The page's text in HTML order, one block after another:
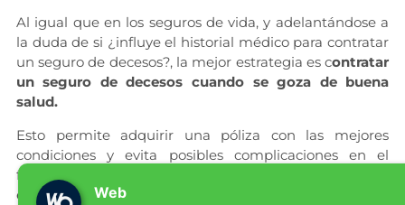
Al igual que en los seguros de vida, y adelantándose a
la duda de si ¿influye el historial médico para contratar
un seguro de decesos?, la mejor estrategia es contratar
un seguro de decesos cuando se goza de buena
salud.
Esto permite adquirir una póliza con las mejores
condiciones y evita posibles complicaciones en el
futuro, aun en los casos en los que se presente alguna
enfermedad.Web